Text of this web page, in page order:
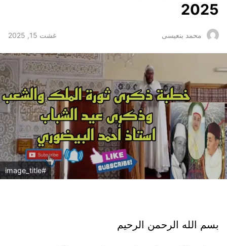
2025
محمد بنعيسى غشت 15, 2025
#image_title
بسم الله الرحمن الرحيم